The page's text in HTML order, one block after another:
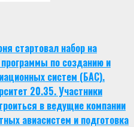
стартовал набор на
по созданию и
систем (БАС).
20.35. Участники
в ведущие компании
авиасистем и подготовка